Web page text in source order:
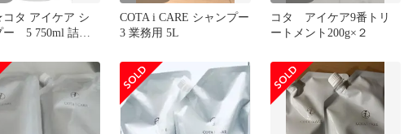
タ アイケア シ
ー 5 750ml 詰め
COTA i CARE シャンプー
3 業務用 5L
コタ アイケア9番トリ
ートメント200g×２